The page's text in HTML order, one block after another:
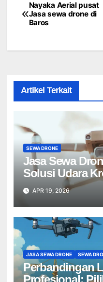
Post
navigation
Nayaka Aerial pusat
Jasa sewa drone di
Baros
Artikel Terkait
SEWA DRONE
Jasa Sewa
Solusi Udara
Anda Tanpa
APR 19, 2026
JASA SEWA DRONE SEWA
Perbandingan
Profesional: